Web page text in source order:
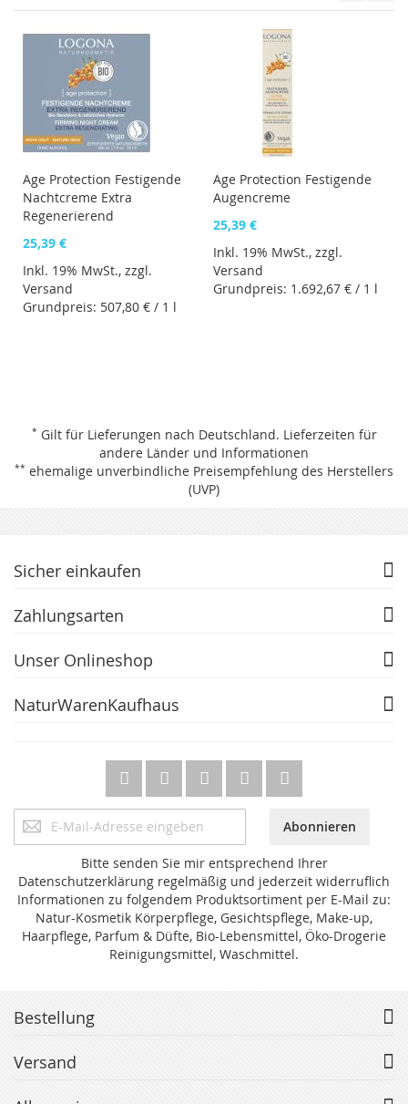
Age Protection Festigende
Nachtcreme Extra
Regenerierend
25,39 €
Inkl. 19% MwSt., zzgl.
Versand
Grundpreis: 507,80 € / 1 l
Age Protection Festigende
Augencreme
25,39 €
Inkl. 19% MwSt., zzgl.
Versand
Grundpreis: 1.692,67 € / 1 l
* Gilt für Lieferungen nach Deutschland. Lieferzeiten für
andere Länder und Informationen
** ehemalige unverbindliche Preisempfehlung des Herstellers
(UVP)
Sicher einkaufen
Zahlungsarten
Unser Onlineshop
NaturWarenKaufhaus
Anmeldung
zum
Abonnieren
Bitte senden Sie mir entsprechend Ihrer
Datenschutzerklärung regelmäßig und jederzeit widerruflich
Informationen zu folgendem Produktsortiment per E-Mail zu:
Natur-Kosmetik Körperpflege, Gesichtspflege, Make-up,
Haarpflege, Parfum & Düfte, Bio-Lebensmittel, Öko-Drogerie
Reinigungsmittel, Waschmittel.
Bestellung
Versand